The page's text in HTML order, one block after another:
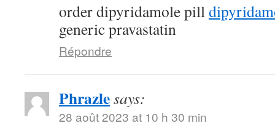
order dipyridamole pill
generic pravastatin
Répondre
Phrazlesays:
28 août 2023 at 10 h 30 min